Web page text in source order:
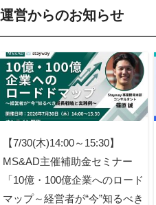
運営からのお知らせ
【7/30(木)14:00～15:30】
MS&AD主催補助金セミナー
「10億・100億企業へのロード
マップ～経営者が“今”知るべき